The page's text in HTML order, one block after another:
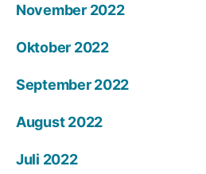
November 2022
Oktober 2022
September 2022
August 2022
Juli 2022